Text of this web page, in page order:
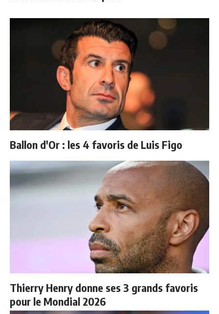
Ballon d'Or : les 4 favoris de Luis Figo
Thierry Henry donne ses 3 grands favoris
pour le Mondial 2026